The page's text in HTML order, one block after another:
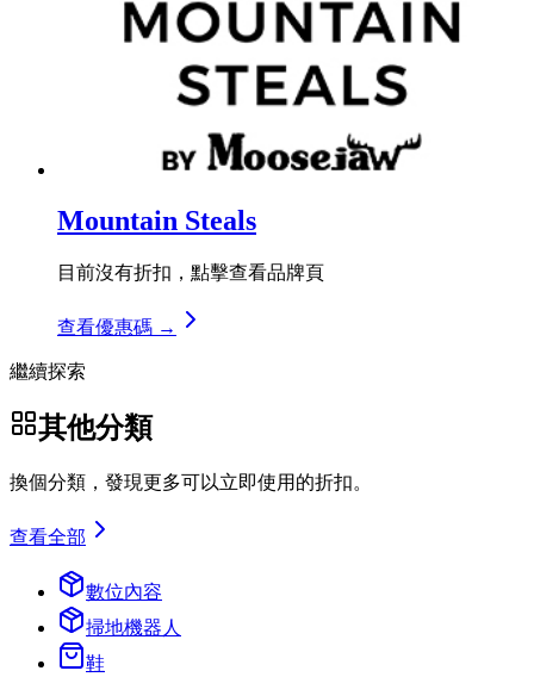
Mountain Steals
目前沒有折扣，點擊查看品牌頁
查看優惠碼 →
繼續探索
其他分類
換個分類，發現更多可以立即使用的折扣。
查看全部
數位內容
掃地機器人
鞋